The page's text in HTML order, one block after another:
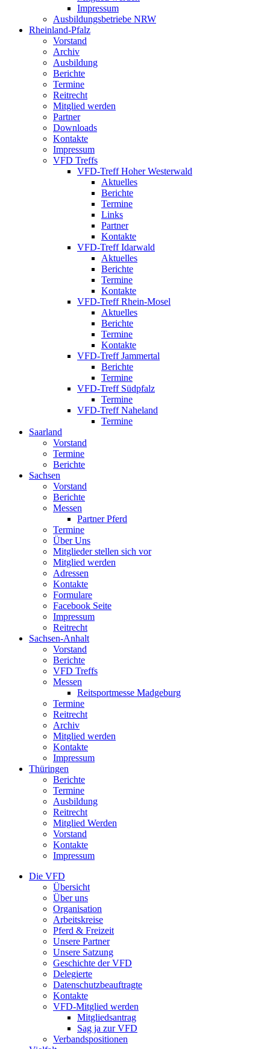
Impressum
Ausbildungsbetriebe NRW
Rheinland-Pfalz
Vorstand
Archiv
Ausbildung
Berichte
Termine
Reitrecht
Mitglied werden
Partner
Downloads
Kontakte
Impressum
VFD Treffs
VFD-Treff Hoher Westerwald
Aktuelles
Berichte
Termine
Links
Partner
Kontakte
VFD-Treff Idarwald
Aktuelles
Berichte
Termine
Kontakte
VFD-Treff Rhein-Mosel
Aktuelles
Berichte
Termine
Kontakte
VFD-Treff Jammertal
Berichte
Termine
VFD-Treff Südpfalz
Termine
VFD-Treff Naheland
Termine
Saarland
Vorstand
Termine
Berichte
Sachsen
Vorstand
Berichte
Messen
Partner Pferd
Termine
Über Uns
Mitglieder stellen sich vor
Mitglied werden
Adressen
Kontakte
Formulare
Facebook Seite
Impressum
Reitrecht
Sachsen-Anhalt
Vorstand
Berichte
VFD Treffs
Messen
Reitsportmesse Madgeburg
Termine
Reitrecht
Archiv
Mitglied werden
Kontakte
Impressum
Thüringen
Berichte
Termine
Ausbildung
Reitrecht
Mitglied Werden
Vorstand
Kontakte
Impressum
Die VFD
Übersicht
Über uns
Organisation
Arbeitskreise
Pferd & Freizeit
Unsere Partner
Unsere Satzung
Geschichte der VFD
Delegierte
Datenschutzbeauftragte
Kontakte
VFD-Mitglied werden
Mitgliedsantrag
Sag ja zur VFD
Verbandspositionen